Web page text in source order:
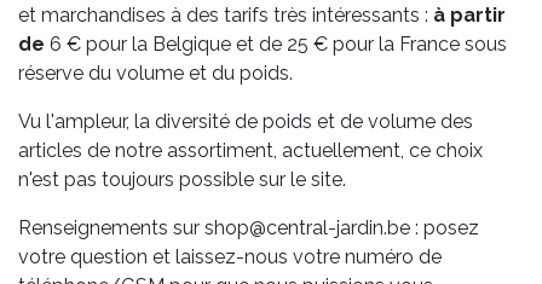
et marchandises à des tarifs très intéressants : à partir
de 6 € pour la Belgique et de 25 € pour la France sous
réserve du volume et du poids.
Vu l'ampleur, la diversité de poids et de volume des
articles de notre assortiment, actuellement, ce choix
n'est pas toujours possible sur le site.
Renseignements sur shop@central-jardin.be : posez
votre question et laissez-nous votre numéro de